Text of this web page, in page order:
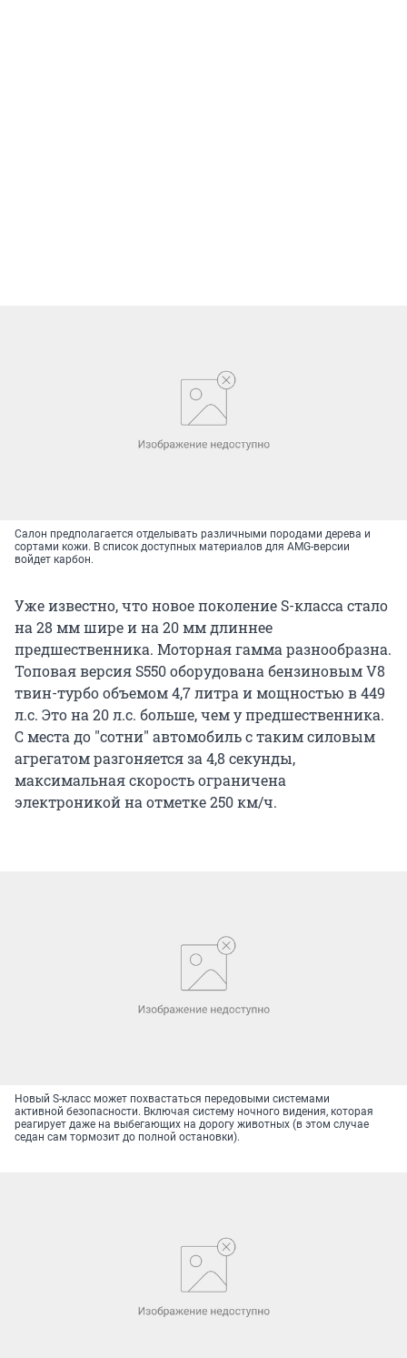
Салон предполагается отделывать различными породами дерева и
сортами кожи. В список доступных материалов для AMG-версии
войдет карбон.
Уже известно, что новое поколение S-класса стало
на 28 мм шире и на 20 мм длиннее
предшественника. Моторная гамма разнообразна.
Топовая версия S550 оборудована бензиновым V8
твин-турбо объемом 4,7 литра и мощностью в 449
л.с. Это на 20 л.с. больше, чем у предшественника.
С места до "сотни" автомобиль с таким силовым
агрегатом разгоняется за 4,8 секунды,
максимальная скорость ограничена
электроникой на отметке 250 км/ч.
Новый S-класс может похвастаться передовыми системами
активной безопасности. Включая систему ночного видения, которая
реагирует даже на выбегающих на дорогу животных (в этом случае
седан сам тормозит до полной остановки).